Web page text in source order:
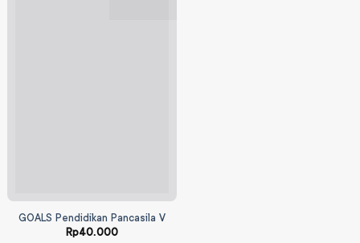
GOALS Pendidikan Pancasila V
Rp40.000